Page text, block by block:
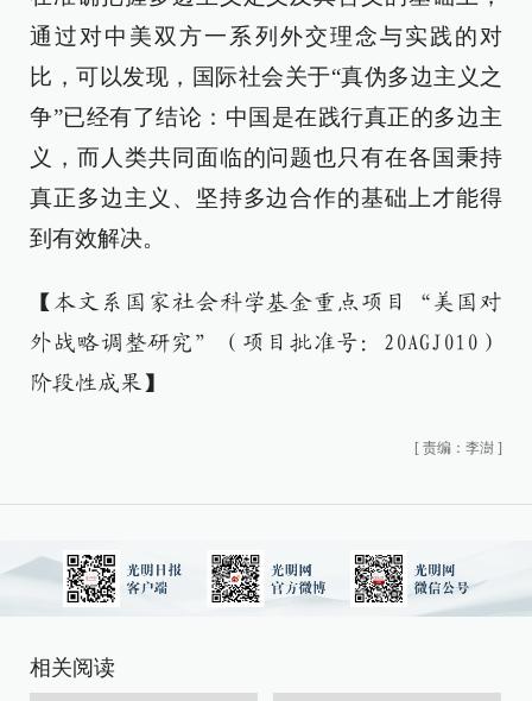
通过对中美双方一系列外交理念与实践的对
比，可以发现，国际社会关于“真伪多边主义之
争”已经有了结论：中国是在践行真正的多边主
义，而人类共同面临的问题也只有在各国秉持
真正多边主义、坚持多边合作的基础上才能得
到有效解决。
【本文系国家社会科学基金重点项目“美国对
外战略调整研究”（项目批准号：20AGJ010）
阶段性成果】
[ 责编：李澍 ]
相关阅读